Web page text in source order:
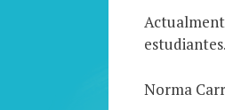
estudiantes.
Norma